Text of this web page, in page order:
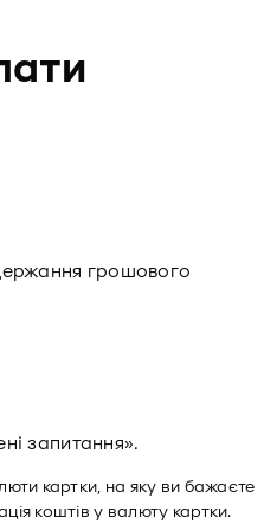
грошового
запитання».
картки, на яку ви бажаєте
коштів у валюту картки.